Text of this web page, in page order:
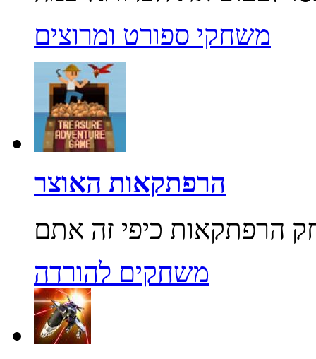
משחקי ספורט ומרוצים
הרפתקאות האוצר
משחקים להורדה